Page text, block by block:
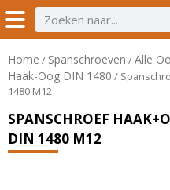
Home / Spanschroeven /Alle
Haak-Oog DIN 1480 /
1480 M12
SPANSCHROEF
DIN 1480 M12